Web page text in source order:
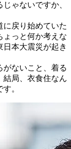
ゃないですか、
に戻り始めていた
ょっと何か考えな
本大震災が起き
がないこと、着る
結局、衣食住なん
。